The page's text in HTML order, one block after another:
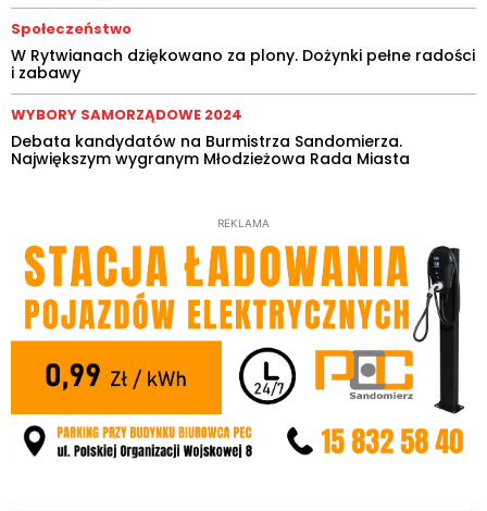
Społeczeństwo
W Rytwianach dziękowano za plony. Dożynki pełne radości
i zabawy
WYBORY SAMORZĄDOWE 2024
Debata kandydatów na Burmistrza Sandomierza.
Największym wygranym Młodzieżowa Rada Miasta
REKLAMA